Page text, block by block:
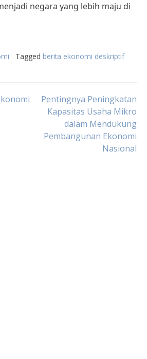
negara yang lebih maju di
Tagged berita ekonomi deskriptif
Pentingnya Peningkatan
Kapasitas Usaha Mikro
dalam Mendukung
Pembangunan Ekonomi
Nasional